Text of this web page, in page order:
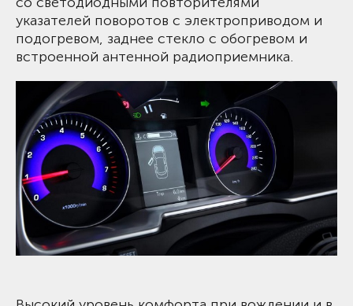
указателей поворотов с электроприводом и
подогревом, заднее стекло с обогревом и
встроенной антенной радиоприемника.